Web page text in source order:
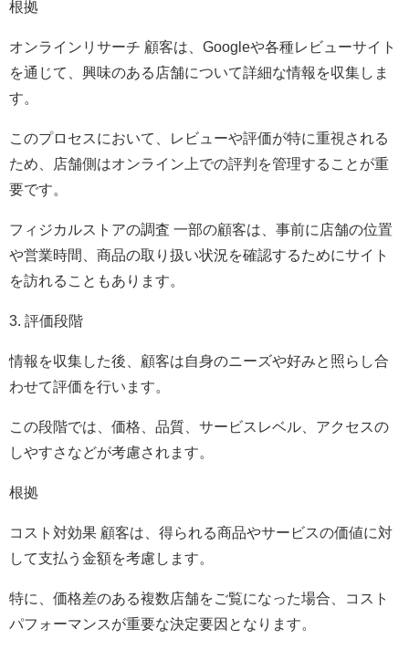
根拠
オンラインリサーチ 顧客は、Googleや各種レビューサイト
を通じて、興味のある店舗について詳細な情報を収集しま
す。
このプロセスにおいて、レビューや評価が特に重視される
ため、店舗側はオンライン上での評判を管理することが重
要です。
フィジカルストアの調査 一部の顧客は、事前に店舗の位置
や営業時間、商品の取り扱い状況を確認するためにサイト
を訪れることもあります。
3. 評価段階
情報を収集した後、顧客は自身のニーズや好みと照らし合
わせて評価を行います。
この段階では、価格、品質、サービスレベル、アクセスの
しやすさなどが考慮されます。
根拠
コスト対効果 顧客は、得られる商品やサービスの価値に対
して支払う金額を考慮します。
特に、価格差のある複数店舗をご覧になった場合、コスト
パフォーマンスが重要な決定要因となります。